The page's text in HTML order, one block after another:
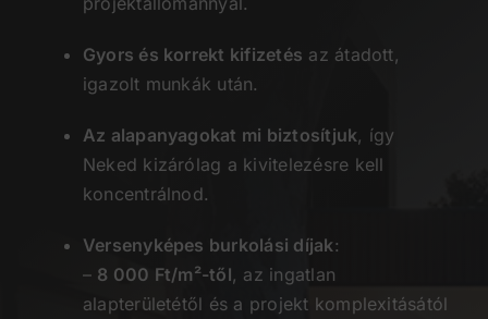
Gyors és korrekt kifizetés az átadott,
igazolt munkák után.
Az alapanyagokat mi biztosítjuk, így
Neked kizárólag a kivitelezésre kell
koncentrálnod.
Versenyképes burkolási díjak:
– 8 000 Ft/m²-től, az ingatlan
alapterületétől és a projekt komplexitásától